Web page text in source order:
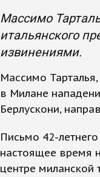
Массимо
итальянского
извинениями.
Массимо
в Милане
Берлускони,
Письмо 42-
настоящее время
центре миланской